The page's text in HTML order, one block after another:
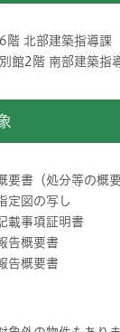
階 北部建築指導課
館2階 南部建築指
要書（処分等の概要
定図の写し
載事項証明書
告概要書
告概要書